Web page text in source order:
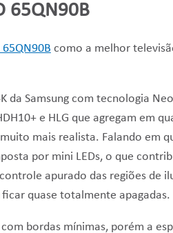
65QN90B
65QN90B como a melhor
da Samsung com tecnologia
e HLG que agregam em
mais realista. Falando em
por mini LEDs, o que
apurado das regiões de
quase totalmente apagadas.
bordas mínimas, porém a